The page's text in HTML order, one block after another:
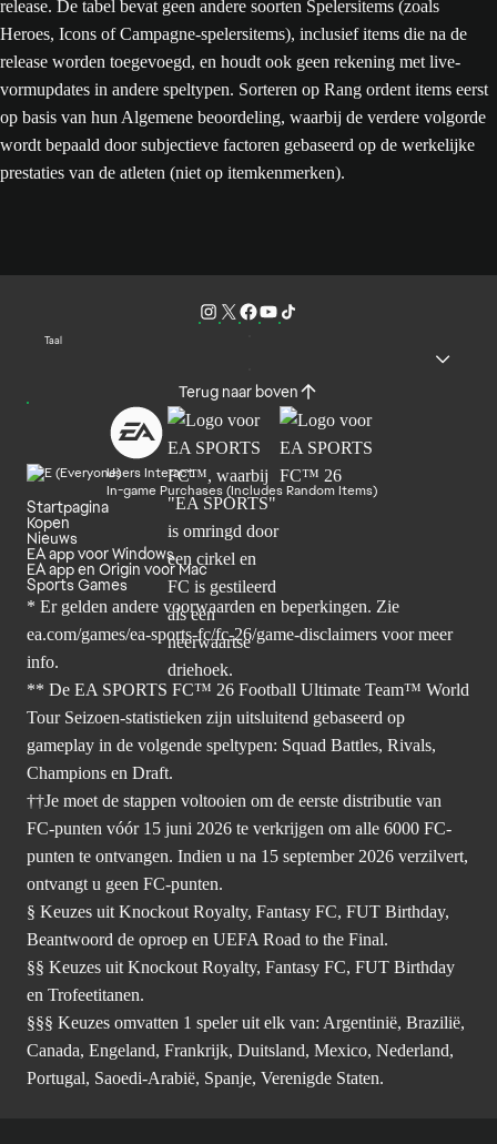
release. De tabel bevat geen andere soorten Spelersitems (zoals
Heroes, Icons of Campagne-spelersitems), inclusief items die na de
release worden toegevoegd, en houdt ook geen rekening met live-
vormupdates in andere speltypen. Sorteren op Rang ordent items eerst
op basis van hun Algemene beoordeling, waarbij de verdere volgorde
wordt bepaald door subjectieve factoren gebaseerd op de werkelijke
prestaties van de atleten (niet op itemkenmerken).
Taal
Terug naar boven
Users Interact
In-game Purchases (Includes Random Items)
Startpagina
Kopen
Nieuws
EA app voor Windows
EA app en Origin voor Mac
Sports Games
* Er gelden andere voorwaarden en beperkingen. Zie
ea.com/games/ea-sports-fc/fc-26/game-disclaimers voor meer
info.
** De EA SPORTS FC™ 26 Football Ultimate Team™ World
Tour Seizoen-statistieken zijn uitsluitend gebaseerd op
gameplay in de volgende speltypen: Squad Battles, Rivals,
Champions en Draft.
††Je moet de stappen voltooien om de eerste distributie van
FC-punten vóór 15 juni 2026 te verkrijgen om alle 6000 FC-
punten te ontvangen. Indien u na 15 september 2026 verzilvert,
ontvangt u geen FC-punten.
§ Keuzes uit Knockout Royalty, Fantasy FC, FUT Birthday,
Beantwoord de oproep en UEFA Road to the Final.
§§ Keuzes uit Knockout Royalty, Fantasy FC, FUT Birthday
en Trofeetitanen.
§§§ Keuzes omvatten 1 speler uit elk van: Argentinië, Brazilië,
Canada, Engeland, Frankrijk, Duitsland, Mexico, Nederland,
Portugal, Saoedi-Arabië, Spanje, Verenigde Staten.